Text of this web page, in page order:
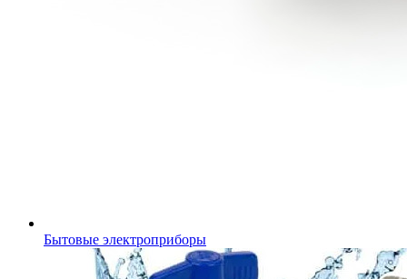
Бытовые электроприборы